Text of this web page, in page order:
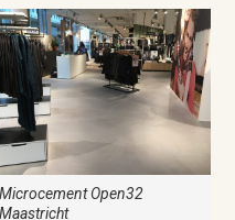
Microcement Open32
Maastricht